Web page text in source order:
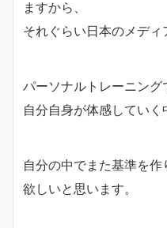
ますから、
それぐらい日本のメディ
パーソナルトレーニング
自分自身が体感していく
自分の中でまた基準を
欲しいと思います。